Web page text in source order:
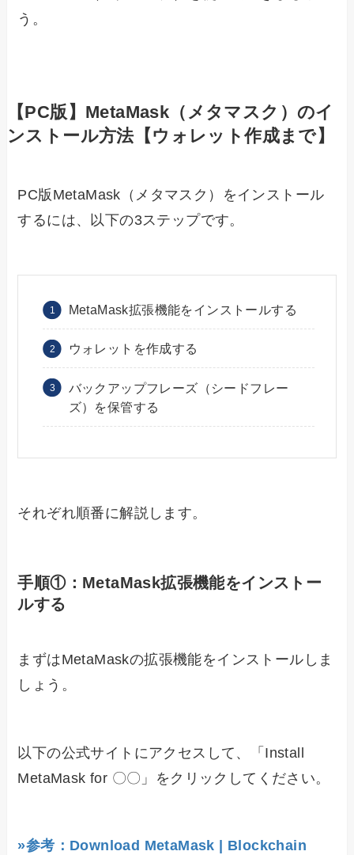
う。
【PC版】MetaMask（メタマスク）のイ
ンストール方法【ウォレット作成まで】
PC版MetaMask（メタマスク）をインストール
するには、以下の3ステップです。
MetaMask拡張機能をインストールする
ウォレットを作成する
バックアップフレーズ（シードフレー
ズ）を保管する
それぞれ順番に解説します。
手順①：MetaMask拡張機能をインストー
ルする
まずはMetaMaskの拡張機能をインストールしま
しょう。
以下の公式サイトにアクセスして、「Install
MetaMask for 〇〇」をクリックしてください。
»参考：Download MetaMask | Blockchain